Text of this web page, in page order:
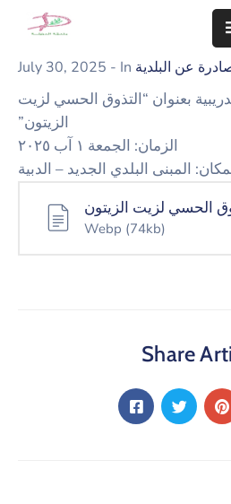
المزيد
سلامة
مجتمعنا
تهمنا
النشاطات
July 30, 2025 - In عن البلدية
بعنوان “التذوق الحسي لزيت
الزيتون”
الزمان: الجمعة ١ آب ٢٠٢٥
المبنى البلدي الجديد – الدبية
الحسي لزيت الزيتون
Webp (74kb)
Share